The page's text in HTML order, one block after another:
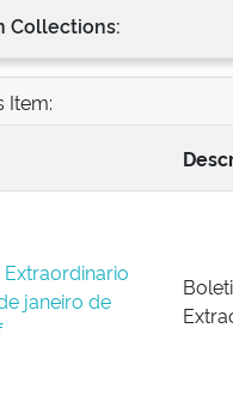
Collections:
Item:
janeiro de